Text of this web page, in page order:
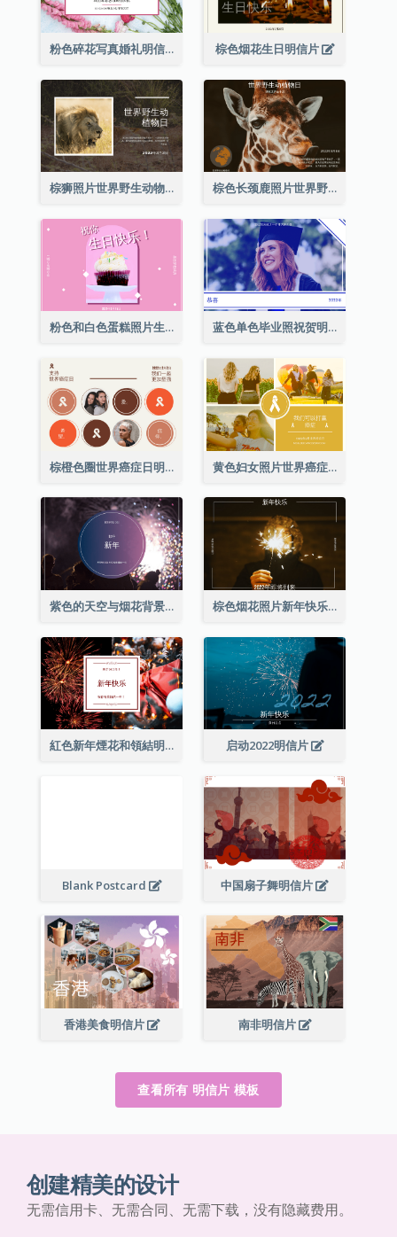
粉色碎花写真婚礼明信片 棕色烟花生日明信片
棕狮照片世界野生动物日明信片 棕色长颈鹿照片世界野生动物日明信片
粉色和白色蛋糕照片生日明信片 蓝色单色毕业照祝贺明信片
棕橙色圈世界癌症日明信片 黄色妇女照片世界癌症日明信片
紫色的天空与烟花背景新年明信片 棕色烟花照片新年快乐明信片
紅色新年煙花和領結明信片 启动2022明信片
Blank Postcard 中国扇子舞明信片
香港美食明信片 南非明信片
查看所有 明信片 模板
创建精美的设计
无需信用卡、无需合同、无需下载，没有隐藏费用。